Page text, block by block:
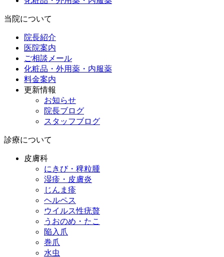
当院について
院長紹介
医院案内
ご相談メール
化粧品・外用薬・内服薬
料金案内
更新情報
お知らせ
院長ブログ
スタッフブログ
診療について
皮膚科
にきび・稗粒腫
湿疹・皮膚炎
じんま疹
ヘルペス
ウイルス性疣贅
うおのめ・たこ
陥入爪
巻爪
水虫